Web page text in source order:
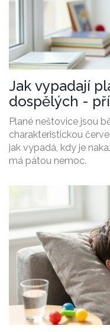
Jak vypadají
dospělých -
dělat
Plané neštovice jsou
charakteristickou
jak vypadá, kdy je
má pátou nemoc.